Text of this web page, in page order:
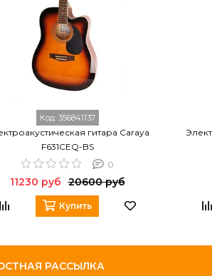
Код: 356841137
гитара Caraya
F631CEQ-BS
0
11230 руб 20600 руб
Купить
РАССЫЛКА